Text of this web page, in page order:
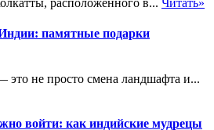
расположенного в... Читать»
памятные подарки
не просто смена ландшафта и...
войти: как индийские мудрецы